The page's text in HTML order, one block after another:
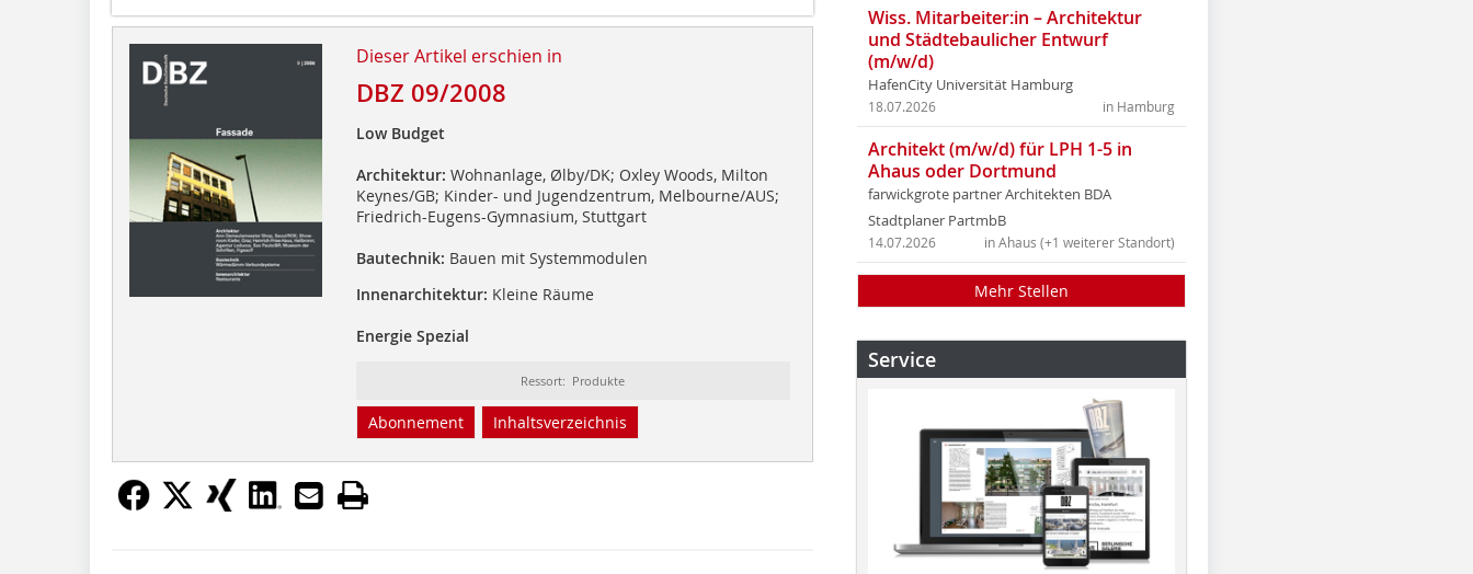
Dieser Artikel erschien in
DBZ 09/2008
Low Budget
Architektur: Wohnanlage, Ølby/DK; Oxley Woods, Milton
Keynes/GB; Kinder- und Jugendzentrum, Melbourne/AUS;
Friedrich-Eugens-Gymnasium, Stuttgart
Bautechnik: Bauen mit Systemmodulen
Innenarchitektur: Kleine Räume
Energie Spezial
Ressort: Produkte
Abonnement Inhaltsverzeichnis
Wiss. Mitarbeiter:in – Architektur
und Städtebaulicher Entwurf
(m/w/d)
HafenCity Universität Hamburg
in Hamburg
18.07.2026
Architekt (m/w/d) für LPH 1-5 in
Ahaus oder Dortmund
farwickgrote partner Architekten BDA
Stadtplaner PartmbB
in Ahaus (+1 weiterer Standort)
14.07.2026
Mehr Stellen
Service